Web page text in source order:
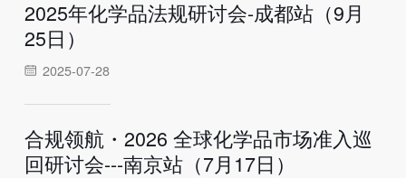
2025年化学品法规研讨会-成都站（9月
25日）
2025-07-28
合规领航・2026 全球化学品市场准入巡
回研讨会---南京站（7月17日）